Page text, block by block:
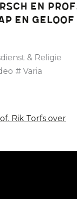
en
en geloof
& Religie
Varia
Rik Torfs over